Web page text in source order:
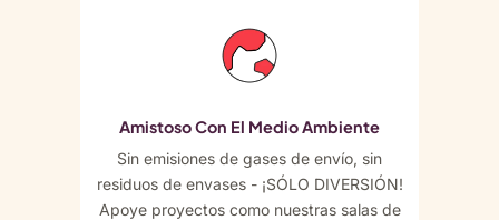
Amistoso Con El Medio Ambiente
Sin emisiones de gases de envío, sin
residuos de envases - ¡SÓLO DIVERSIÓN!
Apoye proyectos como nuestras salas de